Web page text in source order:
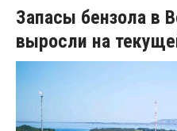
Запасы бензола в
выросли на